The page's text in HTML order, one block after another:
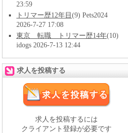
23:59
トリマー歴12年目 (9) Pets2024
2026-7-27 17:08
東京 転職 トリマー歴14年(10)
idogs 2026-7-13 12:44
求人を投稿する
求人を投稿するには
クライアント登録が必要です